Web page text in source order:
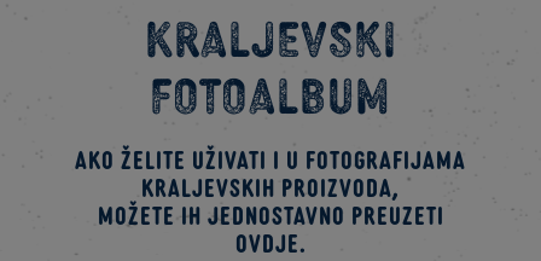
Kraljevski
fotoalbum
Ako želite uživati i u fotografijama
kraljevskih proizvoda,
možete ih jednostavno preuzeti
ovdje.